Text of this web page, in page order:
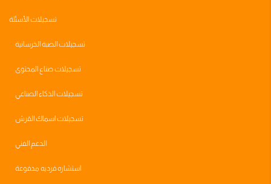
تسجيلات الأسئلة
تسجيلات الصبة الخرسانية
تسجيلات صناع المحتوى
تسجيلات الذكاء الصناعي
تسجيلات اسماك القرش
الدعم الفني
استشاره فرديه مدفوعة